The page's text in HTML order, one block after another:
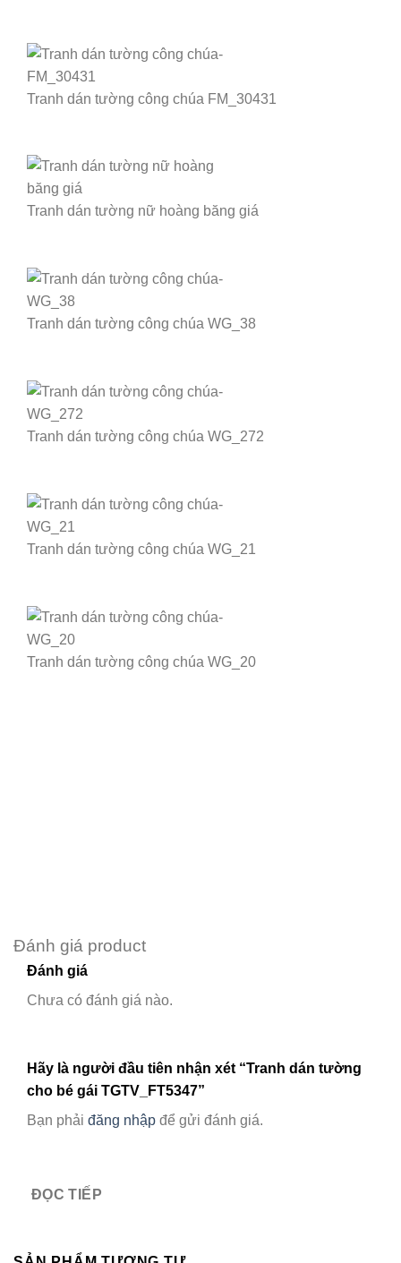
Tranh dán tường công chúa FM_30431
Tranh dán tường nữ hoàng băng giá
Tranh dán tường công chúa WG_38
Tranh dán tường công chúa WG_272
Tranh dán tường công chúa WG_21
Tranh dán tường công chúa WG_20
Đánh giá product
Đánh giá
Chưa có đánh giá nào.
Hãy là người đầu tiên nhận xét “Tranh dán tường
cho bé gái TGTV_FT5347”
Bạn phải đăng nhập để gửi đánh giá.
ĐỌC TIẾP